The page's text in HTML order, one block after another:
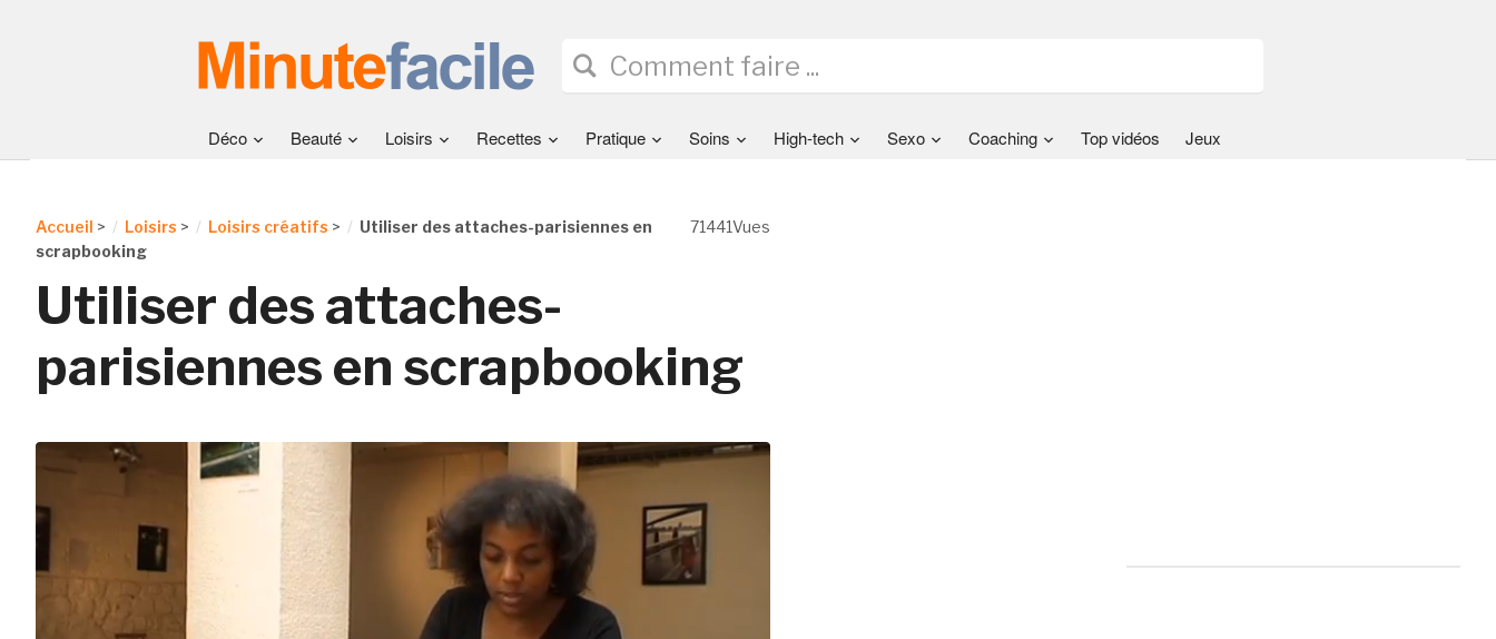
Déco Beauté Loisirs Recettes Pratique Soins High-tech Sexo Coaching Top vidéos Jeux
71441Vues
Accueil > Loisirs > Loisirs créatifs >
Utiliser des attaches-parisiennes en
scrapbooking
Utiliser des attaches-
parisiennes en scrapbooking